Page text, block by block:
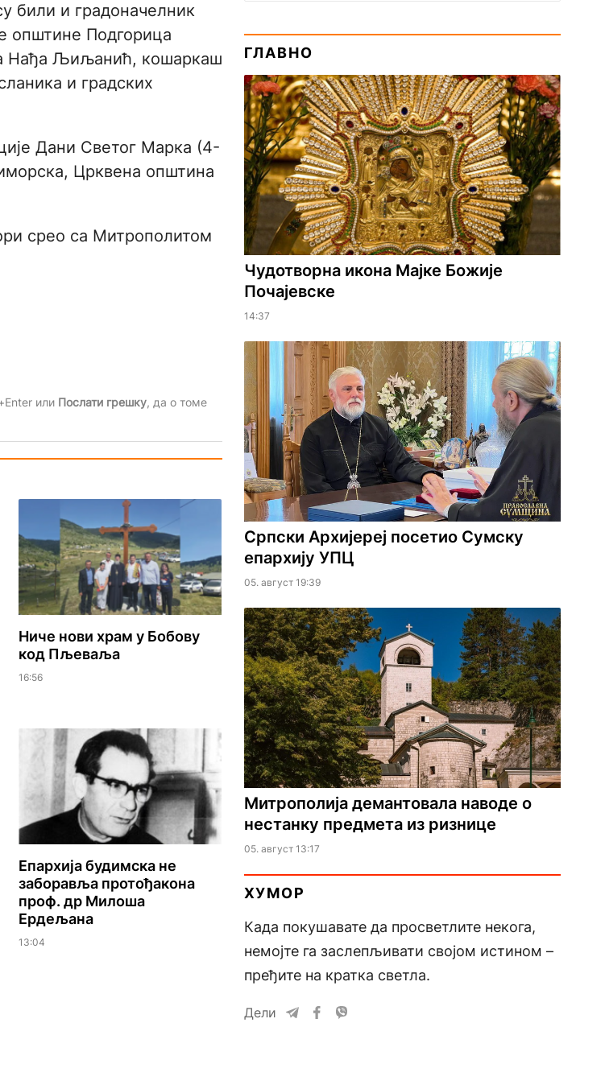
били и градоначелник
општине Подгорица
Нађа Љиљанић, кошаркаш
и градских
Дани Светог Марка (4-
Црквена општина
срео са Митрополитом
или Послати грешку, да о томе
Ниче нови храм у Бобову
код Пљеваља
16:56
Епархија будимска не
заборавља протођакона
проф. др Милоша
Ердељана
13:04
ГЛАВНО
Чудотворна икона Мајке Божије
Почајевске
14:37
Српски Архијереј посетио Сумску
епархију УПЦ
05. август 19:39
Митрополија демантовала наводе о
нестанку предмета из ризнице
05. август 13:17
ХУМОР
Када покушавате да просветлите некога,
немојте га заслепљивати својом истином –
пређите на кратка светла.
Дели